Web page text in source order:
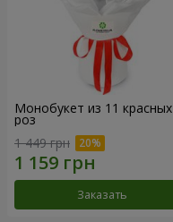
Монобукет из 11 красных
роз
1 449 грн
Заказать